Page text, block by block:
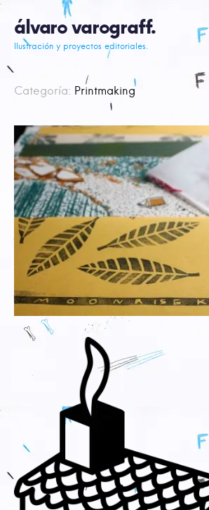
Skip
content
álvaro varograff.
Ilustración y proyectos editoriales.
Categoría: Printmaking